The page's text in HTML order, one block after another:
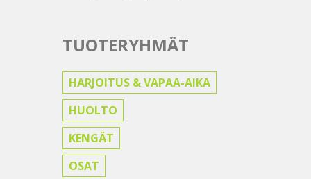
TUOTERYHMÄT
HARJOITUS & VAPAA-AIKA
HUOLTO
KENGÄT
OSAT